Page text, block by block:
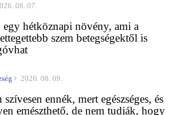
08. 07.
egy hétköznapi növény, ami a
szem betegségektől is
2026. 08. 09.
szívesen ennék, mert egészséges, és
emészthető, de nem tudják, hogy